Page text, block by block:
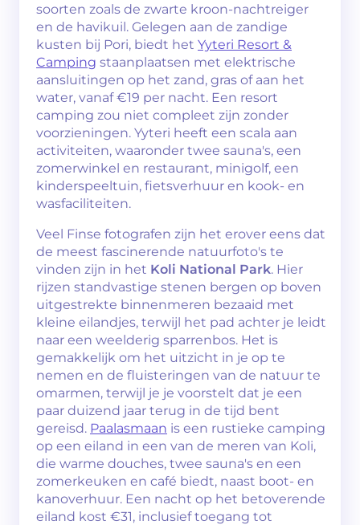
soorten zoals de zwarte kroon-nachtreiger
en de havikuil. Gelegen aan de zandige
kusten bij Pori, biedt het Yyteri Resort &
Camping staanplaatsen met elektrische
aansluitingen op het zand, gras of aan het
water, vanaf €19 per nacht. Een resort
camping zou niet compleet zijn zonder
voorzieningen. Yyteri heeft een scala aan
activiteiten, waaronder twee sauna's, een
zomerwinkel en restaurant, minigolf, een
kinderspeeltuin, fietsverhuur en kook- en
wasfaciliteiten.
Veel Finse fotografen zijn het erover eens dat
de meest fascinerende natuurfoto's te
vinden zijn in het Koli National Park. Hier
rijzen standvastige stenen bergen op boven
uitgestrekte binnenmeren bezaaid met
kleine eilandjes, terwijl het pad achter je leidt
naar een weelderig sparrenbos. Het is
gemakkelijk om het uitzicht in je op te
nemen en de fluisteringen van de natuur te
omarmen, terwijl je je voorstelt dat je een
paar duizend jaar terug in de tijd bent
gereisd. Paalasmaan is een rustieke camping
op een eiland in een van de meren van Koli,
die warme douches, twee sauna's en een
zomerkeuken en café biedt, naast boot- en
kanoverhuur. Een nacht op het betoverende
eiland kost €31, inclusief toegang tot